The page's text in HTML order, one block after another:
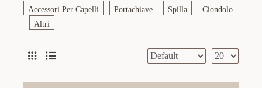
Accessori Per Capelli Portachiave Spilla
Ciondolo
Altri